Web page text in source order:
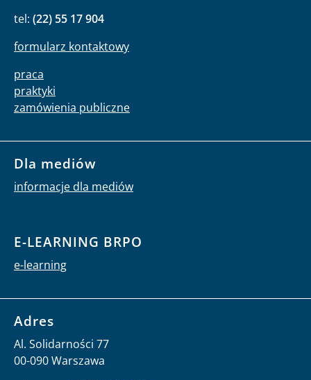
tel: (22) 55 17 904
formularz kontaktowy
praca
praktyki
zamówienia publiczne
Dla mediów
informacje dla mediów
E-LEARNING BRPO
e-learning
Adres
Al. Solidarności 77
00-090 Warszawa